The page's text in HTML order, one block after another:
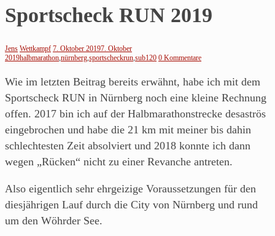
Jens
läuft…
Noch
so
ein
Blog
über's
Laufen
von
Läufer
aus
Franken.
Sportscheck RUN 2019
Jens Wettkampf 7. Oktober 20197. Oktober
2019halbmarathon,nürnberg,sportscheckrun,sub120 0 Kommentare
Wie im letzten Beitrag bereits erwähnt, habe ich mit dem
Sportscheck RUN in Nürnberg noch eine kleine Rechnung
offen. 2017 bin ich auf der Halbmarathonstrecke desaströs
eingebrochen und habe die 21 km mit meiner bis dahin
schlechtesten Zeit absolviert und 2018 konnte ich dann
wegen „Rücken“ nicht zu einer Revanche antreten.
Also eigentlich sehr ehrgeizige Voraussetzungen für den
diesjährigen Lauf durch die City von Nürnberg und rund
um den Wöhrder See.